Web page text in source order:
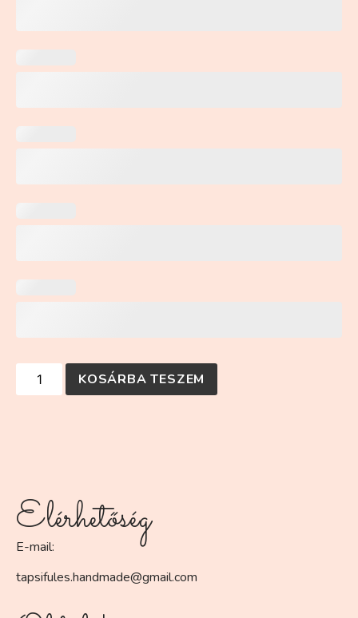
KOSÁRBA TESZEM
Elérhetőség
E-mail:
tapsifules.handmade@gmail.com